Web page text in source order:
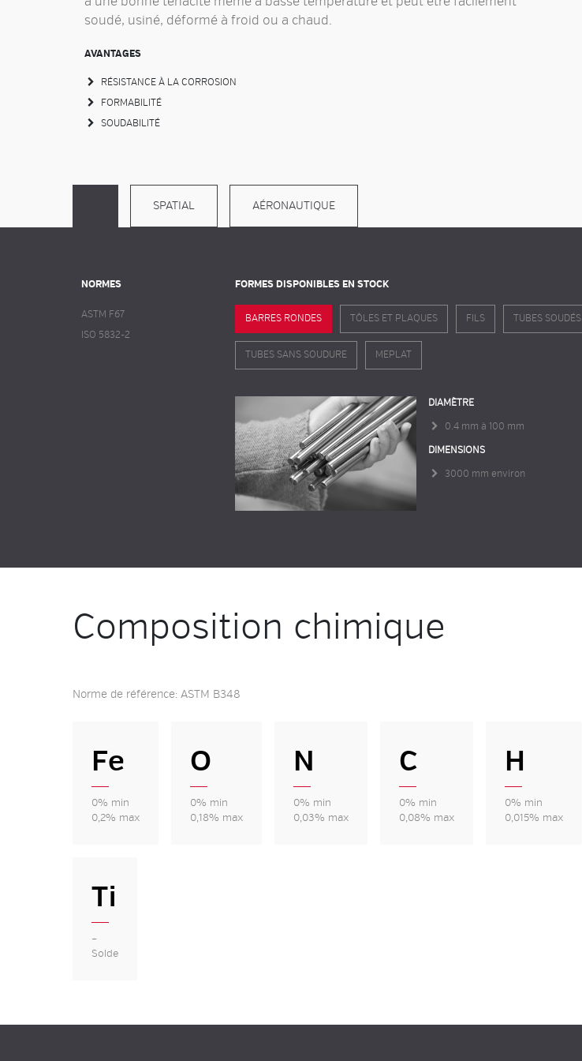
soudé, usiné, déformé à froid ou a chaud.
AVANTAGES
RÉSISTANCE À LA CORROSION
FORMABILITÉ
SOUDABILITÉ
SPATIAL AÉRONAUTIQUE
NORMES
ASTM F67
ISO 5832-2
FORMES DISPONIBLES EN STOCK
BARRES RONDES TÔLES ET PLAQUES FILS TUBES SOUDÉS
TUBES SANS SOUDURE MEPLAT
DIAMÈTRE
0.4 mm à 100 mm
DIMENSIONS
3000 mm environ
Composition chimique
Norme de référence: ASTM B348
Fe
0% min
0,2% max
O
0% min
0,18% max
N
0% min
0,03% max
C
0% min
0,08% max
H
0% min
0,015% max
Ti
–
Solde